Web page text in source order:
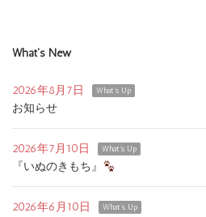
What's New
2026年8月7日 What's Up
お知らせ
2026年7月10日 What's Up
『いぬのきもち』
2026年6月10日 What's Up